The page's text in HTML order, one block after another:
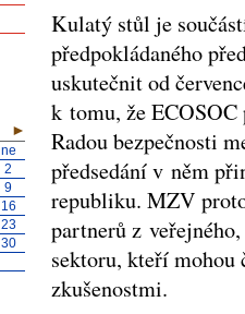
Kulatý stůl je
předpokládaného
uskutečnit od
k tomu, že
Radou bezpečnosti
předsedání v něm
republiku. MZV
partnerů z
sektoru, kteří mohou
zkušenostmi.
►
ne
2
9
16
23
30